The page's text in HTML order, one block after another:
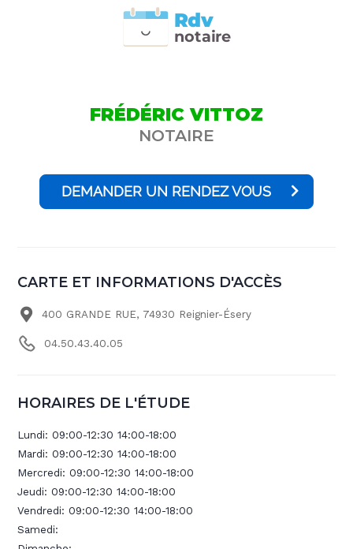
notaire
Rdv
FRÉDÉRIC VITTOZ
NOTAIRE
DEMANDER UN RENDEZ VOUS
CARTE ET INFORMATIONS D'ACCÈS
400 GRANDE RUE, 74930 Reignier-Ésery
04.50.43.40.05
HORAIRES DE L'ÉTUDE
Lundi:09:00-12:30 14:00-18:00
Mardi:09:00-12:30 14:00-18:00
Mercredi:09:00-12:30 14:00-18:00
Jeudi:09:00-12:30 14:00-18:00
Vendredi:09:00-12:30 14:00-18:00
Samedi: